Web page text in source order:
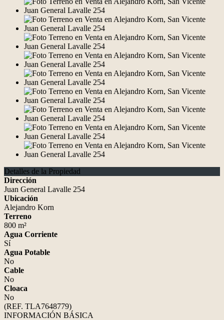
Detalles de la Propiedad
Dirección
Juan General Lavalle 254
Ubicación
Alejandro Korn
Terreno
800 m²
Agua Corriente
Sí
Agua Potable
No
Cable
No
Cloaca
No
(REF. TLA7648779)
INFORMACIÓN BÁSICA